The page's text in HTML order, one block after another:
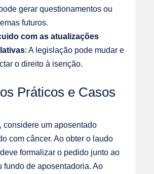
gerar questionamentos ou
futuros.
com as atualizações
: A legislação pode mudar e
o direito à isenção.
Práticos e Casos
considere um aposentado
com câncer. Ao obter o laudo
formalizar o pedido junto ao
fundo de aposentadoria. Ao